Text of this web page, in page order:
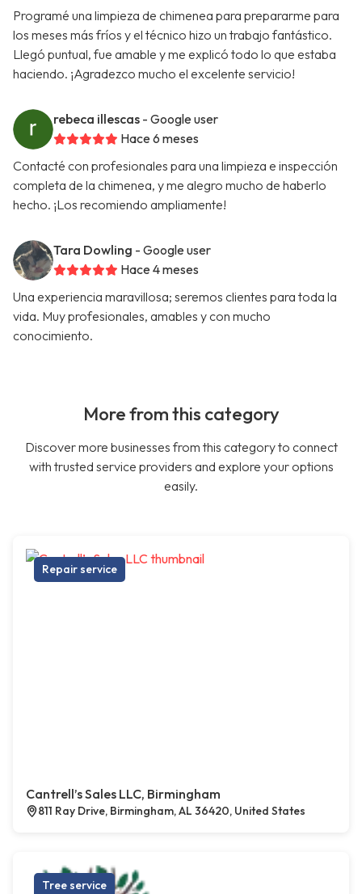
Programé una limpieza de chimenea para prepararme para
los meses más fríos y el técnico hizo un trabajo fantástico.
Llegó puntual, fue amable y me explicó todo lo que estaba
haciendo. ¡Agradezco mucho el excelente servicio!
rebeca illescas - Google user
Hace 6 meses
Contacté con profesionales para una limpieza e inspección
completa de la chimenea, y me alegro mucho de haberlo
hecho. ¡Los recomiendo ampliamente!
Tara Dowling - Google user
Hace 4 meses
Una experiencia maravillosa; seremos clientes para toda la
vida. Muy profesionales, amables y con mucho
conocimiento.
More from this category
Discover more businesses from this category to connect
with trusted service providers and explore your options
easily.
Repair service
Cantrell’s Sales LLC, Birmingham
811 Ray Drive, Birmingham, AL 36420, United States
Tree service